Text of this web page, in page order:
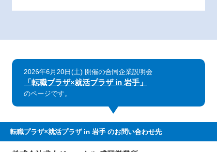
2026年6月20日(土) 開催の合同企業説明会
「転職プラザ×就活プラザ in 岩手」
のページです。
転職プラザ×就活プラザ in 岩手 のお問い合わせ先